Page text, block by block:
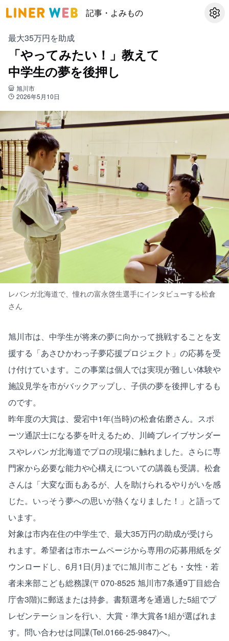
記事・よみもの 設定
最大35万円を助成
「やってみたい！」教えて
中学生の夢を後押し
旭川市
2026年5月10日
レバンガ北海道で、憧れの富永啓生選手にインタビューする松倉
さん
旭川市は、中学生が将来の夢に向かって挑戦することを支
援する「あさひかわっ子夢応援プロジェクト」の応募を受
け付けています。この事業は個人では実現が難しい体験や
施設見学を市がバックアップし、子供の夢を後押しするも
のです。
昨年度の大賞は、愛宕中1年(当時)の松倉佑磨さん。スポ
ーツ通訳士になる夢を叶えるため、川崎ブレイブサンダー
スやレバンガ北海道でプロの現場に触れました。さらに専
門家から必要な能力や心構えについての講義も受講。松倉
さんは「大変な面もあるが、人を助けられるやりがいを感
じた。いっそう夢への思いが熱くなりました！」と語って
います。
対象は市内在住の中学生で、最大35万円の助成が受けら
れます。希望者は市ホームページから専用の応募用紙をダ
ウンロードし、6月1日(月)までに旭川市こども・女性・若
者未来部こども総務課(〒070-8525 旭川市7条通9丁目総合
庁舎3階)に郵送または持参。書類選考を通過した5組でプ
レゼンテーションを行い、大賞・準大賞各1組が選ばれま
す。問い合わせは同課(Tel.0166-25-9847)へ。